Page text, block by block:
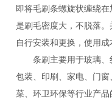
即将毛刷条螺旋状缠绕
是刷毛密度大，不脱落
自行安装和更换，使用成
条刷主要用于玻璃、
包装、印刷、家电、门
菜、环卫环保等行业产品